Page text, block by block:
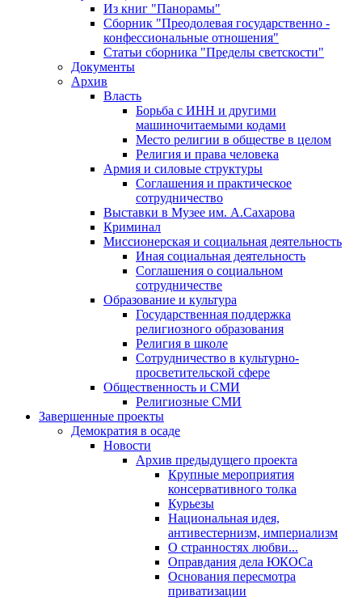
Из книг "Панорамы"
Сборник "Преодолевая государственно -
конфессиональные отношения"
Статьи сборника "Пределы светскости"
Документы
Архив
Власть
Борьба с ИНН и другими
машиночитаемыми кодами
Место религии в обществе в целом
Религия и права человека
Армия и силовые структуры
Соглашения и практическое
сотрудничество
Выставки в Музее им. А.Сахарова
Криминал
Миссионерская и социальная деятельность
Иная социальная деятельность
Соглашения о социальном
сотрудничестве
Образование и культура
Государственная поддержка
религиозного образования
Религия в школе
Сотрудничество в культурно-
просветительской сфере
Общественность и СМИ
Религиозные СМИ
Завершенные проекты
Демократия в осаде
Новости
Архив предыдущего проекта
Крупные мероприятия
консервативного толка
Курьезы
Национальная идея,
антивестернизм, империализм
О странностях любви...
Оправдания дела ЮКОСа
Основания пересмотра
приватизации